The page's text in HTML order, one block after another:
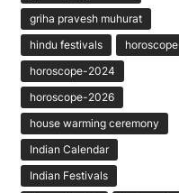
griha pravesh muhurat
hindu festivals
horoscope
horoscope-2024
horoscope-2026
house warming ceremony
Indian Calendar
Indian Festivals